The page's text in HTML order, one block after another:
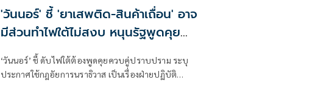
'วันนอร์' ชี้ 'ยาเสพติด-สินค้าเถื่อน' อาจ
มีส่วนทำไฟใต้ไม่สงบ หนุนรัฐพูดคุย
ควบคู่ปราบปราม
‘วันนอร์’ ชี้ ดับไฟใต้ต้องพูดคุยควบคู่ปราบปราม ระบุ
ประกาศใช้กฎอัยการนราธิวาส ​เป็นเรื่องฝ่ายปฏิบัติ